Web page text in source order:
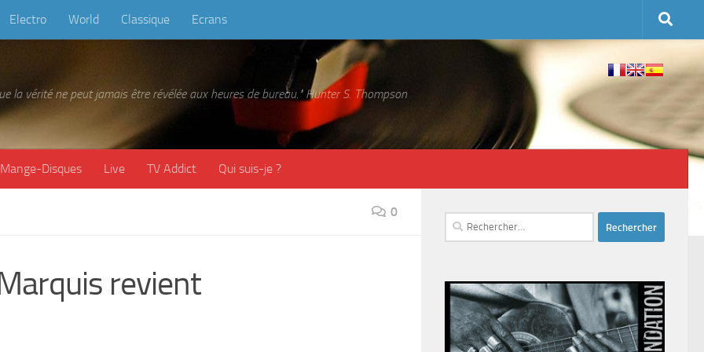
Electro World Classique Ecrans
la vérité ne peut jamais être révélée aux heures de bureau." Hunter S. Thompson
Mange-Disques Live TV Addict Qui suis-je ?
0
revient
Rechercher :